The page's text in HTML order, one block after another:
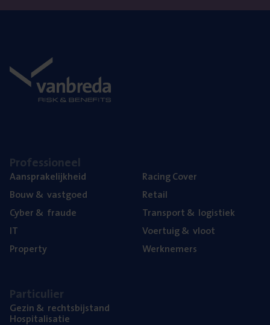
Pro­fes­si­o­neel
Aan­spra­ke­lijk­heid
Bouw& vastgoed
Cyber& fraude
IT
Pro­per­ty
Racing Cover
Retail
Trans­port& logistiek
Voer­tuig& vloot
Werk­ne­mers
Par­ti­cu­lier
Gezin& rechtsbijstand
Hos­pi­ta­li­sa­tie